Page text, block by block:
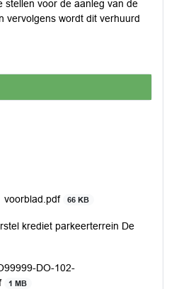
stellen voor de aanleg van de
vervolgens wordt dit verhuurd
voorblad.pdf
66 KB
krediet parkeerterrein De
DO-102-
1 MB